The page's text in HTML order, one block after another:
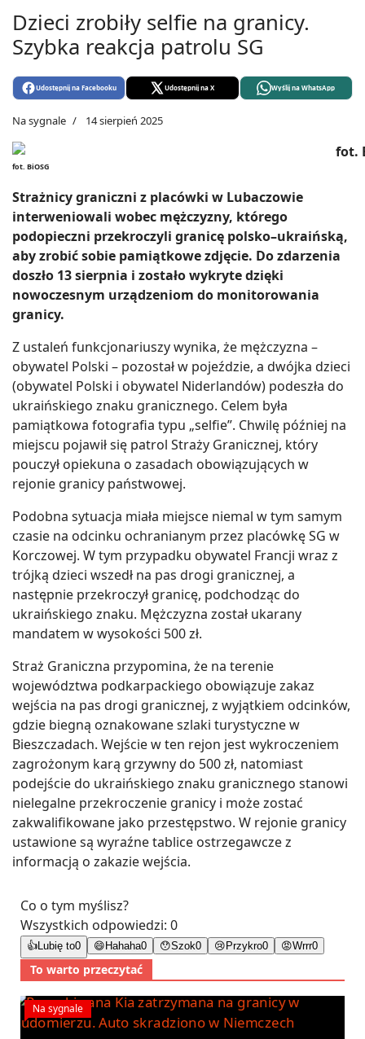
Dzieci zrobiły selfie na granicy.
Szybka reakcja patrolu SG
Udostępnij na Facebooku Udostępnij na X Wyślij na WhatsApp
Na sygnale 14 sierpień 2025
fot. BiOSG
Strażnicy graniczni z placówki w Lubaczowie
interweniowali wobec mężczyzny, którego
podopieczni przekroczyli granicę polsko–ukraińską,
aby zrobić sobie pamiątkowe zdjęcie. Do zdarzenia
doszło 13 sierpnia i zostało wykryte dzięki
nowoczesnym urządzeniom do monitorowania
granicy.
Z ustaleń funkcjonariuszy wynika, że mężczyzna –
obywatel Polski – pozostał w pojeździe, a dwójka dzieci
(obywatel Polski i obywatel Niderlandów) podeszła do
ukraińskiego znaku granicznego. Celem była
pamiątkowa fotografia typu „selfie”. Chwilę później na
miejscu pojawił się patrol Straży Granicznej, który
pouczył opiekuna o zasadach obowiązujących w
rejonie granicy państwowej.
Podobna sytuacja miała miejsce niemal w tym samym
czasie na odcinku ochranianym przez placówkę SG w
Korczowej. W tym przypadku obywatel Francji wraz z
trójką dzieci wszedł na pas drogi granicznej, a
następnie przekroczył granicę, podchodząc do
ukraińskiego znaku. Mężczyzna został ukarany
mandatem w wysokości 500 zł.
Straż Graniczna przypomina, że na terenie
województwa podkarpackiego obowiązuje zakaz
wejścia na pas drogi granicznej, z wyjątkiem odcinków,
gdzie biegną oznakowane szlaki turystyczne w
Bieszczadach. Wejście w ten rejon jest wykroczeniem
zagrożonym karą grzywny do 500 zł, natomiast
podejście do ukraińskiego znaku granicznego stanowi
nielegalne przekroczenie granicy i może zostać
zakwalifikowane jako przestępstwo. W rejonie granicy
ustawione są wyraźne tablice ostrzegawcze z
informacją o zakazie wejścia.
Co o tym myślisz?
Wszystkich odpowiedzi: 0
👍 Lubię to0 😄 Hahaha0 😯Szok0 😢 Przykro0 😡Wrrr0
To warto przeczytać
Na sygnale